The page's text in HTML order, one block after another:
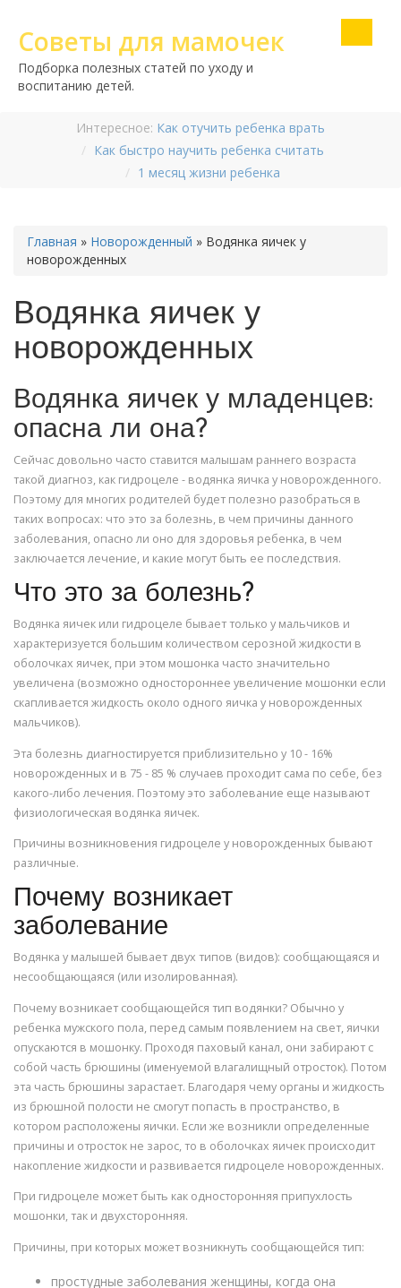
Советы для мамочек
Подборка полезных статей по уходу и
воспитанию детей.
Интересное: Как отучить ребенка врать
Как быстро научить ребенка считать
1 месяц жизни ребенка
Главная » Новорожденный » Водянка яичек у
новорожденных
Водянка яичек у
новорожденных
Водянка яичек у младенцев:
опасна ли она?
Сейчас довольно часто ставится малышам раннего возраста
такой диагноз, как гидроцеле - водянка яичка у новорожденного.
Поэтому для многих родителей будет полезно разобраться в
таких вопросах: что это за болезнь, в чем причины данного
заболевания, опасно ли оно для здоровья ребенка, в чем
заключается лечение, и какие могут быть ее последствия.
Что это за болезнь?
Водянка яичек или гидроцеле бывает только у мальчиков и
характеризуется большим количеством серозной жидкости в
оболочках яичек, при этом мошонка часто значительно
увеличена (возможно одностороннее увеличение мошонки если
скапливается жидкость около одного яичка у новорожденных
мальчиков).
Эта болезнь диагностируется приблизительно у 10 - 16%
новорожденных и в 75 - 85 % случаев проходит сама по себе, без
какого-либо лечения. Поэтому это заболевание еще называют
физиологическая водянка яичек.
Причины возникновения гидроцеле у новорожденных бывают
различные.
Почему возникает
заболевание
Водянка у малышей бывает двух типов (видов): сообщающаяся и
несообщающаяся (или изолированная).
Почему возникает сообщающейся тип водянки? Обычно у
ребенка мужского пола, перед самым появлением на свет, яички
опускаются в мошонку. Проходя паховый канал, они забирают с
собой часть брюшины (именуемой влагалищный отросток). Потом
эта часть брюшины зарастает. Благодаря чему органы и жидкость
из брюшной полости не смогут попасть в пространство, в
котором расположены яички. Если же возникли определенные
причины и отросток не зарос, то в оболочках яичек происходит
накопление жидкости и развивается гидроцеле новорожденных.
При гидроцеле может быть как односторонняя припухлость
мошонки, так и двухсторонняя.
Причины, при которых может возникнуть сообщающейся тип:
простудные заболевания женщины, когда она